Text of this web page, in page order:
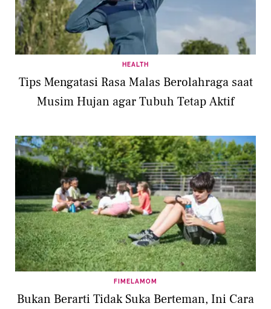
HEALTH
Tips Mengatasi Rasa Malas Berolahraga saat
Musim Hujan agar Tubuh Tetap Aktif
FIMELAMOM
Bukan Berarti Tidak Suka Berteman, Ini Cara